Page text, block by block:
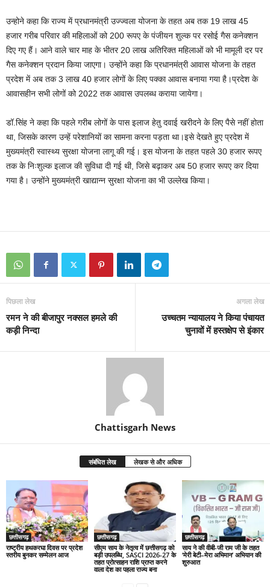
उन्होने कहा कि राज्य में प्रधानमंत्री उज्ज्वला योजना के तहत अब तक 19 लाख 45
हजार गरीब परिवार की महिलाओं को 200 रूपए के पंजीयन शुल्क पर रसोई गैस कनेक्शन
दिए गए हैं। आने वाले चार माह के भीतर 20 लाख अतिरिक्त महिलाओं को भी मामूली दर पर
गैस कनेक्शन प्रदान किया जाएगा। उन्होंने कहा कि प्रधानमंत्री आवास योजना के तहत
प्रदेश में अब तक 3 लाख 40 हजार लोगों के लिए पक्का आवास बनाया गया है।प्रदेश के
आवासहीन सभी लोगों को 2022 तक आवास उपलब्ध कराया जायेगा।
डॉ.सिंह ने कहा कि पहले गरीब लोगों के पास इलाज हेतु दवाई खरीदने के लिए पैसे नहीं होता
था, जिसके कारण उन्हें परेशानियों का सामना करना पड़ता था।इसे देखते हुए प्रदेश में
मुख्यमंत्री स्वास्थ्य सुरक्षा योजना लागू की गई। इस योजना के तहत पहले 30 हजार रूपए
तक के निःशुल्क इलाज की सुविधा दी गई थी, जिसे बढ़ाकर अब 50 हजार रूपए कर दिया
गया है। उन्होंने मुख्यमंत्री खाद्यान्न सुरक्षा योजना का भी उल्लेख किया।
पिछला लेख
रमन ने की बीजापुर नक्सल हमले की
कड़ी निन्दा
अगला लेख
उच्चतम न्यायालय ने किया पंचायत
चुनावों में हस्तक्षेप से इंकार
Chattisgarh News
संबंधित लेख लेखक से और अधिक
छत्तीसगढ़
राष्ट्रीय हथकरघा दिवस पर प्रदेश
स्तरीय बुनकर सम्मेलन आज
छत्तीसगढ़
सीएम साय के नेतृत्व में छत्तीसगढ़ को
बड़ी उपलब्धि, SASCI 2026-27 के
तहत प्रोत्साहन राशि प्राप्त करने
वाला देश का पहला राज्य बना
छत्तीसगढ़
साय ने की वीबी-जी राम जी के तहत
‘मेरी बेटी–मेरा अभिमान’ अभियान की
शुरुआत